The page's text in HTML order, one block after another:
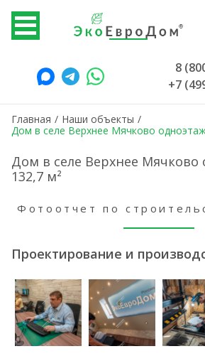
8
+7
Главная / Наши объекты /
Дом в селе Верхнее Мячково
Дом в селе Верхнее
132,7 м²
Фотоотчет по
Проектирование и